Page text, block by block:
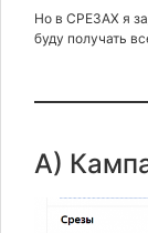
Но в СРЕЗАХ я
буду получать
А)